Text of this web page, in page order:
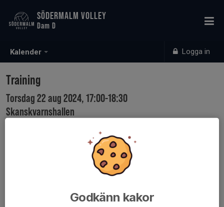
Kalender Logga in
SÖDERMALM VOLLEY
Dam D
Training
Torsdag 22 aug 2024, 17:00-18:30
Skanskvarnshallen
Godkänn kakor